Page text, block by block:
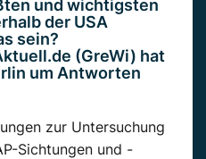
und wichtigsten
der USA
sein?
(GreWi) hat
um Antworten
zur Untersuchung
Sichtungen und -